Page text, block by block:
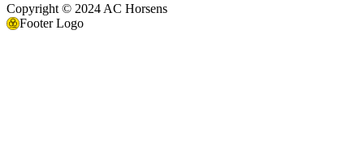
Copyright © 2024 AC Horsens
Footer Logo